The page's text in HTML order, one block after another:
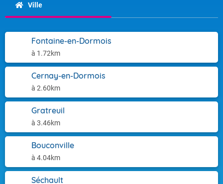
Ville
Fontaine-en-Dormois
à 1.72km
Cernay-en-Dormois
à 2.60km
Gratreuil
à 3.46km
Bouconville
à 4.04km
Séchault